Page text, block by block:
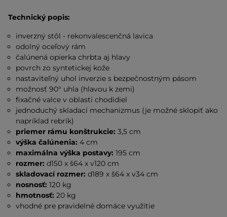
Technický popis:
inverzný stôl - rekonvalescenčná lavica
odolný oceľový rám
čalúnená opierka chrbta aj hlavy
povrch zo syntetickej kože
nastaviteľný uhol inverzie s bezpečnostným pásom
možnosť 90° uhla (hlavou k zemi)
fixačné valce v oblasti chodidiel
jednoduchý skladací mechanizmus (je možné sklopiť ako
napríklad rebrík)
priemer rámu konštrukcie: 3,5 cm
výška čalúnenia: 4 cm
maximálna výška postavy: 195 cm
rozmer: d150 x š64 x v120 cm
skladovací rozmer: d189 x š64 x v34 cm
nosnosť: 120 kg
hmotnosť: 20 kg
vhodné pre pravidelné domáce využitie